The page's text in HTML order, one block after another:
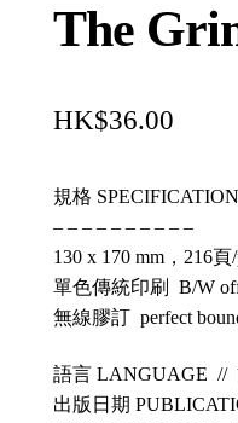
The
$36.00
規格
– – – – – – – – – –
130 x 170 mm，216頁/
單色傳統印刷 B/W
無線膠訂 perfect
語言 LANGUAGE //
出版日期